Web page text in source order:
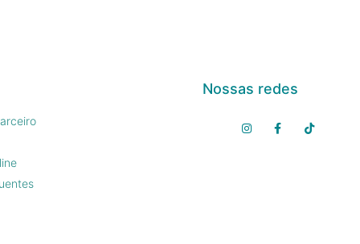
Nossas redes